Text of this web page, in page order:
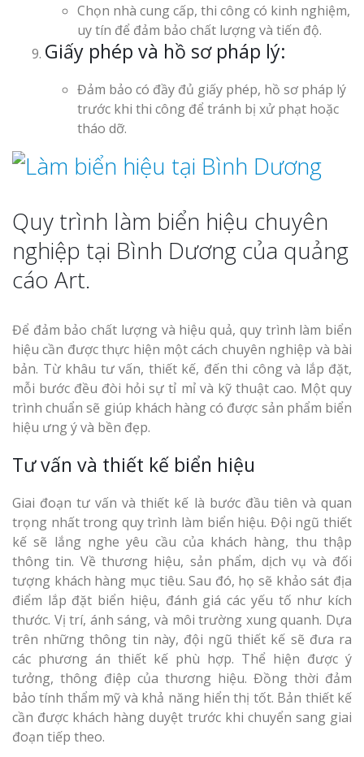
Chọn nhà cung cấp, thi công có kinh nghiệm,
uy tín để đảm bảo chất lượng và tiến độ.
Giấy phép và hồ sơ pháp lý:
Đảm bảo có đầy đủ giấy phép, hồ sơ pháp lý
trước khi thi công để tránh bị xử phạt hoặc
tháo dỡ.
Quy trình làm biển hiệu chuyên
nghiệp tại Bình Dương của quảng
cáo Art.
Để đảm bảo chất lượng và hiệu quả, quy trình làm biển
hiệu cần được thực hiện một cách chuyên nghiệp và bài
bản. Từ khâu tư vấn, thiết kế, đến thi công và lắp đặt,
mỗi bước đều đòi hỏi sự tỉ mỉ và kỹ thuật cao. Một quy
trình chuẩn sẽ giúp khách hàng có được sản phẩm biển
hiệu ưng ý và bền đẹp.
Tư vấn và thiết kế biển hiệu
Giai đoạn tư vấn và thiết kế là bước đầu tiên và quan
trọng nhất trong quy trình làm biển hiệu. Đội ngũ thiết
kế sẽ lắng nghe yêu cầu của khách hàng, thu thập
thông tin. Về thương hiệu, sản phẩm, dịch vụ và đối
tượng khách hàng mục tiêu. Sau đó, họ sẽ khảo sát địa
điểm lắp đặt biển hiệu, đánh giá các yếu tố như kích
thước. Vị trí, ánh sáng, và môi trường xung quanh. Dựa
trên những thông tin này, đội ngũ thiết kế sẽ đưa ra
các phương án thiết kế phù hợp. Thể hiện được ý
tưởng, thông điệp của thương hiệu. Đồng thời đảm
bảo tính thẩm mỹ và khả năng hiển thị tốt. Bản thiết kế
cần được khách hàng duyệt trước khi chuyển sang giai
đoạn tiếp theo.